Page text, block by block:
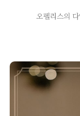
오펠리스의